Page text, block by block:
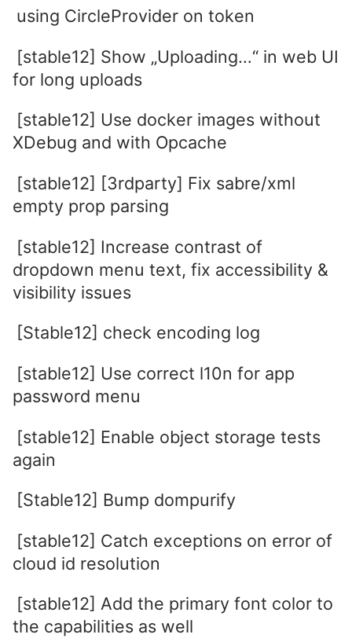
using CircleProvider on token
[stable12] Show „Uploading…“ in web UI
for long uploads
[stable12] Use docker images without
XDebug and with Opcache
[stable12] [3rdparty] Fix sabre/xml
empty prop parsing
[stable12] Increase contrast of
dropdown menu text, fix accessibility &
visibility issues
[Stable12] check encoding log
[stable12] Use correct l10n for app
password menu
[stable12] Enable object storage tests
again
[Stable12] Bump dompurify
[stable12] Catch exceptions on error of
cloud id resolution
[stable12] Add the primary font color to
the capabilities as well